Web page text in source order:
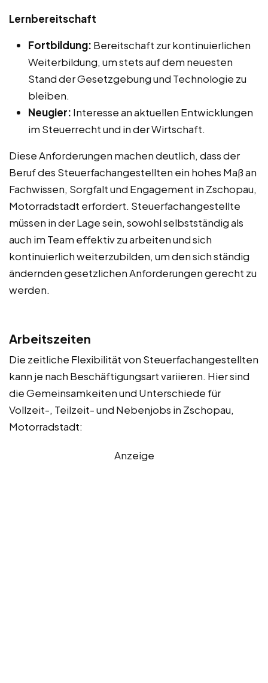
Lernbereitschaft
Fortbildung: Bereitschaft zur kontinuierlichen
Weiterbildung, um stets auf dem neuesten
Stand der Gesetzgebung und Technologie zu
bleiben.
Neugier: Interesse an aktuellen Entwicklungen
im Steuerrecht und in der Wirtschaft.
Diese Anforderungen machen deutlich, dass der
Beruf des Steuerfachangestellten ein hohes Maß an
Fachwissen, Sorgfalt und Engagement in Zschopau,
Motorradstadt erfordert. Steuerfachangestellte
müssen in der Lage sein, sowohl selbstständig als
auch im Team effektiv zu arbeiten und sich
kontinuierlich weiterzubilden, um den sich ständig
ändernden gesetzlichen Anforderungen gerecht zu
werden.
Arbeitszeiten
Die zeitliche Flexibilität von Steuerfachangestellten
kann je nach Beschäftigungsart variieren. Hier sind
die Gemeinsamkeiten und Unterschiede für
Vollzeit-, Teilzeit- und Nebenjobs in Zschopau,
Motorradstadt:
Anzeige